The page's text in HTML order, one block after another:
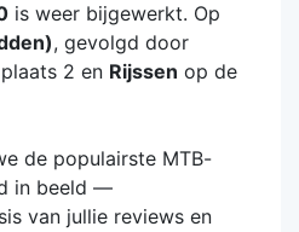
is weer bijgewerkt. Op
, gevolgd door
2 en Rijssen op de
de populairste MTB-
in beeld —
van jullie reviews en